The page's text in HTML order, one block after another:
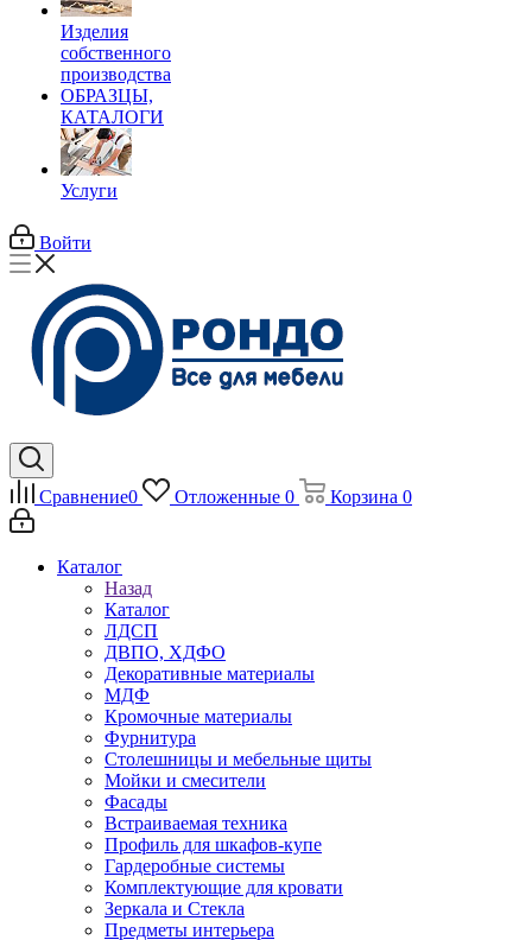
Изделия
собственного
производства
ОБРАЗЦЫ,
КАТАЛОГИ
Услуги
Войти
Сравнение0 Отложенные 0 Корзина 0
Каталог
Назад
Каталог
ЛДСП
ДВПО, ХДФО
Декоративные материалы
МДФ
Кромочные материалы
Фурнитура
Столешницы и мебельные щиты
Мойки и смесители
Фасады
Встраиваемая техника
Профиль для шкафов-купе
Гардеробные системы
Комплектующие для кровати
Зеркала и Стекла
Предметы интерьера